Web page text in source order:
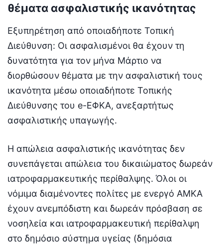
θέματα ασφαλιστικής ικανότητας
Εξυπηρέτηση από οποιαδήποτε Τοπική
Διεύθυνση: Οι ασφαλισμένοι θα έχουν τη
δυνατότητα για τον μήνα Μάρτιο να
διορθώσουν θέματα με την ασφαλιστική τους
ικανότητα μέσω οποιαδήποτε Τοπικής
Διεύθυνσης του e-ΕΦΚΑ, ανεξαρτήτως
ασφαλιστικής υπαγωγής.
Η απώλεια ασφαλιστικής ικανότητας δεν
συνεπάγεται απώλεια του δικαιώματος δωρεάν
ιατροφαρμακευτικής περίθαλψης. Όλοι οι
νόμιμα διαμένοντες πολίτες με ενεργό ΑΜΚΑ
έχουν ανεμπόδιστη και δωρεάν πρόσβαση σε
νοσηλεία και ιατροφαρμακευτική περίθαλψη
στο δημόσιο σύστημα υγείας (δημόσια